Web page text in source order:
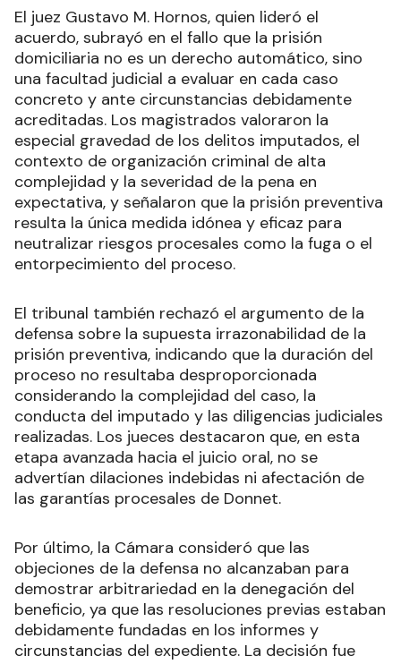
El juez Gustavo M. Hornos, quien lideró el
acuerdo, subrayó en el fallo que la prisión
domiciliaria no es un derecho automático, sino
una facultad judicial a evaluar en cada caso
concreto y ante circunstancias debidamente
acreditadas. Los magistrados valoraron la
especial gravedad de los delitos imputados, el
contexto de organización criminal de alta
complejidad y la severidad de la pena en
expectativa, y señalaron que la prisión preventiva
resulta la única medida idónea y eficaz para
neutralizar riesgos procesales como la fuga o el
entorpecimiento del proceso.
El tribunal también rechazó el argumento de la
defensa sobre la supuesta irrazonabilidad de la
prisión preventiva, indicando que la duración del
proceso no resultaba desproporcionada
considerando la complejidad del caso, la
conducta del imputado y las diligencias judiciales
realizadas. Los jueces destacaron que, en esta
etapa avanzada hacia el juicio oral, no se
advertían dilaciones indebidas ni afectación de
las garantías procesales de Donnet.
Por último, la Cámara consideró que las
objeciones de la defensa no alcanzaban para
demostrar arbitrariedad en la denegación del
beneficio, ya que las resoluciones previas estaban
debidamente fundadas en los informes y
circunstancias del expediente. La decisión fue